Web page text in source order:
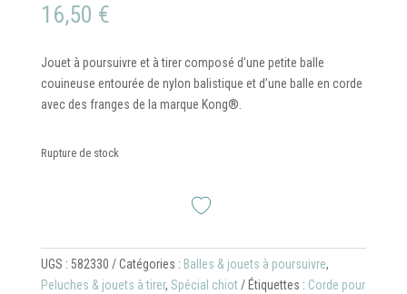
16,50 €
Jouet à poursuivre et à tirer composé d’une petite balle
couineuse entourée de nylon balistique et d’une balle en corde
avec des franges de la marque Kong®.
Rupture de stock
UGS : 582330 Catégories : Balles & jouets à poursuivre,
Peluches & jouets à tirer, Spécial chiot Étiquettes : Corde pour